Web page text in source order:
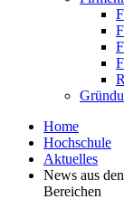
Home
Hochschule
Aktuelles
News aus den
Bereichen